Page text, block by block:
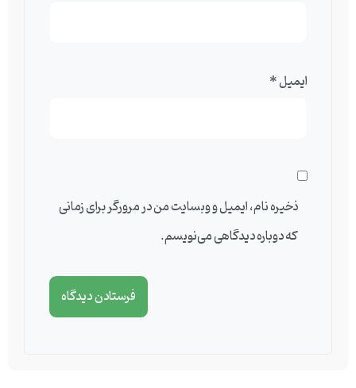
ایمیل*
ذخیره نام، ایمیل و وبسایت من در مرورگر برای زمانی
که دوباره دیدگاهی می‌نویسم.